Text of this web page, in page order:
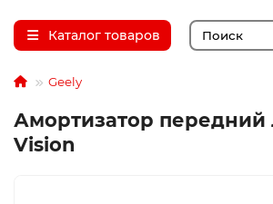
Каталог товаров
Geely
Амортизатор передний
Vision